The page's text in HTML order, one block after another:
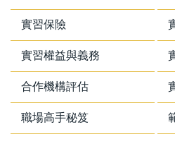
實習保險
實習權益與義務
合作機構評估
職場高手秘笈